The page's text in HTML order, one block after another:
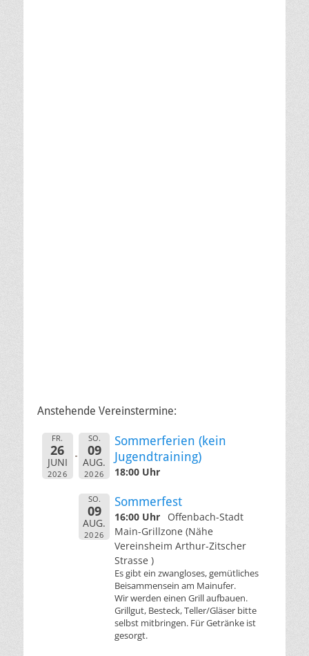
Anstehende Vereinstermine:
FR.
26
JUNI
2026
SO.
09
AUG.
2026
Sommerferien (kein
Jugendtraining)
18:00 Uhr
SO.
09
AUG.
2026
Sommerfest
16:00 Uhr
Offenbach-Stadt
Main-Grillzone (Nähe
Vereinsheim Arthur-Zitscher
Strasse )
Es gibt ein zwangloses, gemütliches
Beisammensein am Mainufer.
Wir werden einen Grill aufbauen.
Grillgut, Besteck, Teller/Gläser bitte
selbst mitbringen. Für Getränke ist
gesorgt.